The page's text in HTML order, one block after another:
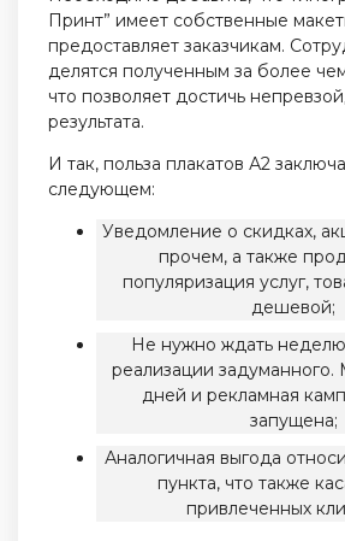
Принт” имеет собственные
предоставляет заказчикам.
делятся полученным за более
что позволяет достичь
результата.
И так, польза плакатов А2
следующем:
Уведомление о скидках,
прочем, а также
популяризация услуг,
дешевой;
Не нужно ждать
реализации
дней и рекламная
запущена;
Аналогичная выгода
пункта, что также
привлеченных